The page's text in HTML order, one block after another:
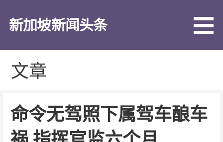
新加坡新闻头条
文章
命令无驾照下属驾车酿车